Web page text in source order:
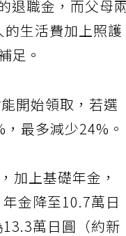
退職金，而父母
生活費加上照護
足。
開始領取，若選
，最多減少24%
加上基礎年金，
金降至10.7萬日